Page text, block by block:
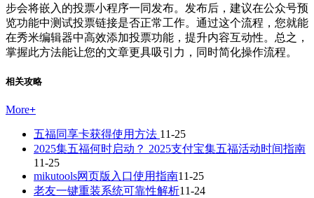
步会将嵌入的投票小程序一同发布。发布后，建议在公众号预
览功能中测试投票链接是否正常工作。通过这个流程，您就能
在秀米编辑器中高效添加投票功能，提升内容互动性。总之，
掌握此方法能让您的文章更具吸引力，同时简化操作流程。
相关攻略
More+
五福同享卡获得使用方法 11-25
2025集五福何时启动？ 2025支付宝集五福活动时间指南
11-25
mikutools网页版入口使用指南11-25
老友一键重装系统可靠性解析11-24